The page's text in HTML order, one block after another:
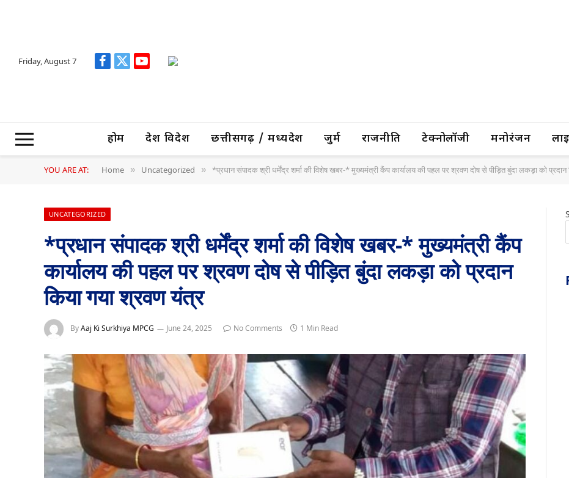
Friday, August 7 Facebook
X
YouTube
होम देश विदेश छत्तीसगढ़ / मध्यप्रदेश जुर्म राजनीति टेक्नोलॉजी मनोरंजन
YOU ARE AT: Home » Uncategorized » *प्रधान संपादक श्री धर्मेंद्र शर्मा की विशेष खबर-* मुख्यमंत्री कैंप कार्यालय की पहल पर श्रवण दोष से पीड़ित बुंदा लकड़ा को
UNCATEGORIZED
*प्रधान संपादक श्री धर्मेंद्र शर्मा की विशेष खबर-* मुख्यमंत्री कैंप
कार्यालय की पहल पर श्रवण दोष से पीड़ित बुंदा लकड़ा को प्रदान
किया गया श्रवण यंत्र
ByAaj Ki Surkhiya MPCG June 24, 2025 No Comments 1 Min Read